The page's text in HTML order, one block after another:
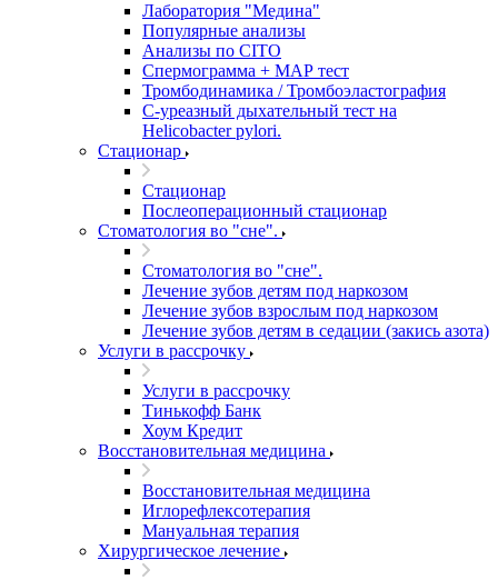
Лаборатория "Медина"
Популярные анализы
Анализы по CITO
Спермограмма + МАР тест
Тромбодинамика / Тромбоэластография
С-уреазный дыхательный тест на
Helicobacter pylori.
Стационар
Стационар
Послеоперационный стационар
Стоматология во "сне".
Стоматология во "сне".
Лечение зубов детям под наркозом
Лечение зубов взрослым под наркозом
Лечение зубов детям в седации (закись азота)
Услуги в рассрочку
Услуги в рассрочку
Тинькофф Банк
Хоум Кредит
Восстановительная медицина
Восстановительная медицина
Иглорефлексотерапия
Мануальная терапия
Хирургическое лечение